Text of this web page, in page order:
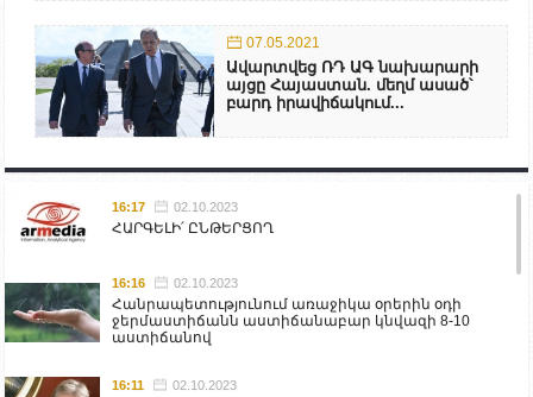
07.05.2021
Ավարտվեց ՌԴ ԱԳ նախարարի
այցը Հայաստան. մեղմ ասած՝
բարդ իրավիճակում...
16:17 02.10.2023
ՀԱՐԳԵԼԻ՛ ԸՆԹԵՐՑՈՂ
16:16 02.10.2023
Հանրապետությունում առաջիկա օրերին օդի
ջերմաստիճանն աստիճանաբար կնվազի 8-10
աստիճանով
16:11 02.10.2023